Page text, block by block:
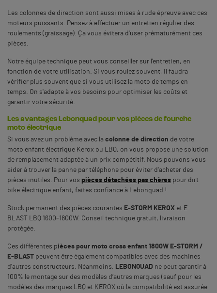
Les colonnes de direction sont aussi mises à rude épreuve avec ces
moteurs puissants. Pensez à effectuer un entretien régulier des
roulements (graissage). Ça vous évitera d'user prématurément ces
pièces.
Notre équipe technique peut vous conseiller sur l'entretien, en
fonction de votre utilisation. Si vous roulez souvent, il faudra
vérifier plus souvent que si vous utilisez la moto de temps en
temps. On s'adapte à vos besoins pour optimiser les coûts et
garantir votre sécurité.
Les avantages Lebonquad pour vos pièces de fourche
moto électrique
Si vous avez un problème avec la colonne de direction de votre
moto enfant électrique Kerox ou LBQ, on vous propose une solution
de remplacement adaptée à un prix compétitif. Nous pouvons vous
aider à trouver la panne par téléphone pour éviter d'acheter des
pièces inutiles. Pour vos pièces détachées pas chères pour dirt
bike électrique enfant, faites confiance à Lebonquad !
Stock permanent des pièces courantes E-STORM KEROX et E-
BLAST LBQ 1600-1800W. Conseil technique gratuit, livraison
protégée.
Ces différentes pièces pour moto cross enfant 1800W E-STORM /
E-BLAST peuvent être également compatibles avec des machines
d'autres constructeurs. Néanmoins, LEBONQUAD ne peut garantir à
100% le montage sur des modèles d’autres marques (sauf pour les
modèles des marques LBQ et KEROX où la compatibilité est assurée